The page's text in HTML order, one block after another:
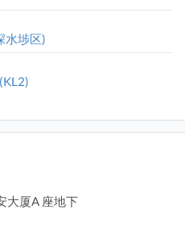
水埗区)
大厦A 座地下